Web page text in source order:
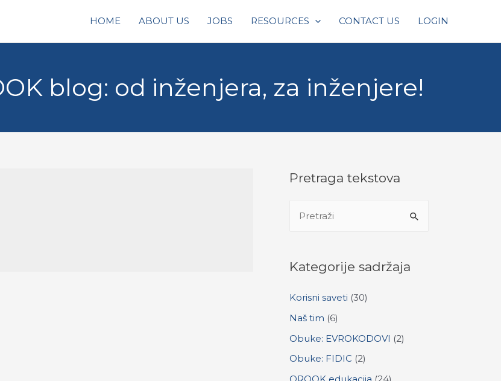
HOME ABOUT US JOBS RESOURCES CONTACT US LOGIN
blog: od inženjera, za inženjere!
Pretraga tekstova
r
h
f
o
r
Kategorije sadržaja
Korisni saveti (30)
Naš tim (6)
Obuke: EVROKODOVI (2)
Obuke: FIDIC (2)